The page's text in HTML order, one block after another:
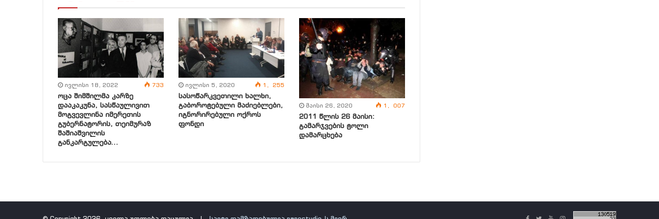
ივლისი 18, 2022 733
ოცა შიმშილმა კარზე
დააკაკუნა, სასწაულივით
მოგვევლინა იმერეთის
გუბერნატორის, თეიმურაზ
შაშიაშვილის
განკარგულება…
ივლისი 5, 2020 1, 255
სასოწარკვეთილი ხალხი,
გაბოროტებული მაძიებლები,
იგნორირებული ოქროს
ფონდი
მაისი 26, 2020 1, 007
2011 წლის 26 მაისი:
გამარჯვების ტოლი
დამარცხება